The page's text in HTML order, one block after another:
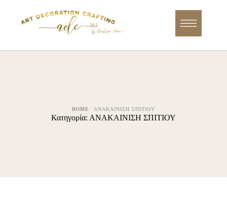
HOME · ΑΝΑΚΑΙΝΙΣΗ ΣΠΙΤΙΟΥ
Κατηγορία: ΑΝΑΚΑΙΝΙΣΗ ΣΠΙΤΙΟΥ